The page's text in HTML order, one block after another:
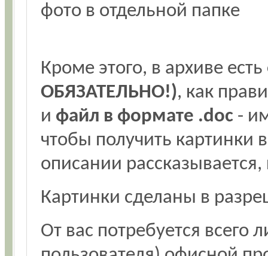
фото в отдельной папке
Кроме этого, в архиве есть
ОБЯЗАТЕЛЬНО!), как
и файл в формате .doc -
чтобы получить картинки
описании рассказывается,
Картинки сделаны в
От вас потребуется всего